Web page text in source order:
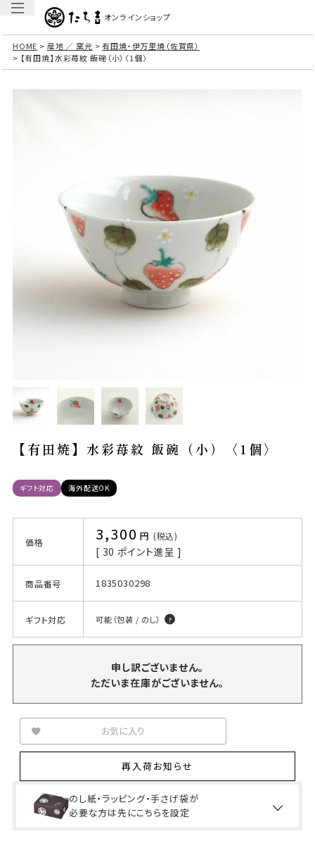
オンラインショップ
HOME 産地 ／ 窯元
有田焼・伊万里焼（佐賀県）
【有田焼】水彩苺紋 飯碗（小）〈1個〉
【有田焼】水彩苺紋 飯碗（小）〈1個〉
ギフト対応 海外配送OK
価格 3,300 税込
[ 30 ポイント進呈 ]
商品番号 1835030298
ギフト対応 可能（包装 / のし）
申し訳ございません。
ただいま在庫がございません。
お気に入り
再入荷お知らせ
のし紙・ラッピング・手さげ袋が
必要な方は先にこちらを設定